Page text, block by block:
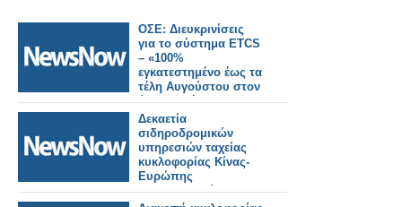
ΟΣΕ: Διευκρινίσεις
για το σύστημα ETCS
– «100%
εγκατεστημένο έως τα
τέλη Αυγούστου στον
άξονα Αθήνα –
Θεσσαλονίκη».
Δεκαετία
σιδηροδρομικών
υπηρεσιών ταχείας
κυκλοφορίας Κίνας-
Ευρώπης
αναδιαμορφώνουν